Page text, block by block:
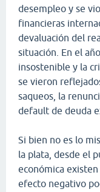
desempleo y se
financieras
devaluación del
situación. En el
insostenible y la
se vieron
saqueos, la
default de deuda
Si bien no es lo
la plata, desde el
económica
efecto negativo